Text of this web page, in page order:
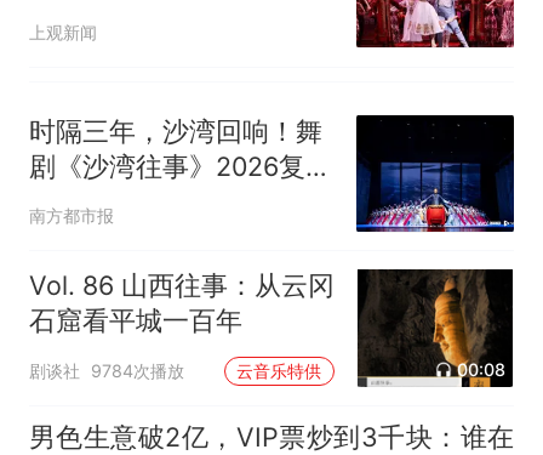
《寻找木卡姆》的价值建
上观新闻
时隔三年，沙湾回响！舞
剧《沙湾往事》2026复排
巡演启航
南方都市报
Vol. 86 山西往事：从云冈
石窟看平城一百年
剧谈社 9784次播放 云音乐特供 00:08
男色生意破2亿，VIP票炒到3千块：谁在